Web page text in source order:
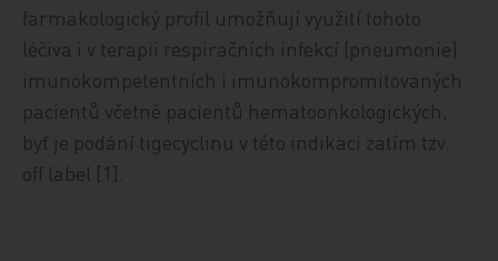
farmakologický profil umožňují využití tohoto
léčiva i v terapii respiračních infekcí (pneumonie)
imunokompetentních i imunokompromitovaných
pacientů včetně pacientů hematoonkologických,
byť je podání tigecyclinu v této indikaci zatím tzv.
off label [1].